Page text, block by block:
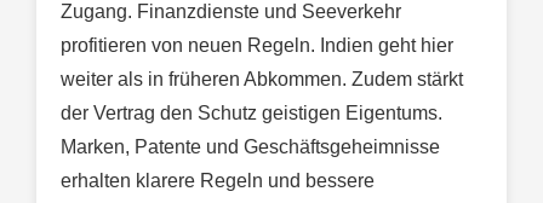
Zugang. Finanzdienste und Seeverkehr
profitieren von neuen Regeln. Indien geht hier
weiter als in früheren Abkommen. Zudem stärkt
der Vertrag den Schutz geistigen Eigentums.
Marken, Patente und Geschäftsgeheimnisse
erhalten klarere Regeln und bessere